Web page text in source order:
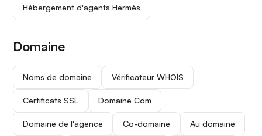
Hébergement d'agents Hermès
Domaine
Noms de domaine Vérificateur WHOIS
Certificats SSL Domaine Com
Domaine de l'agence Co-domaine Au domaine